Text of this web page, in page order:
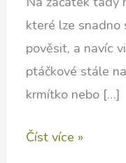
které lze
pověsit, a navíc
ptáčkové stále
krmítko nebo […]
Ptačí
Číst více »